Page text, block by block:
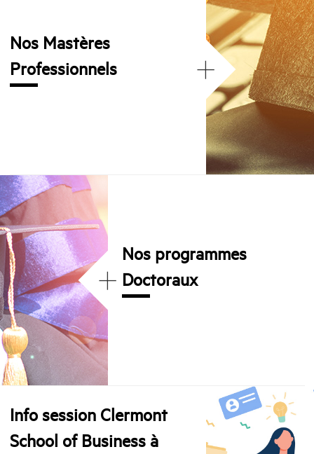
Nos Mastères
Professionnels
+
Nos programmes
Doctoraux
+
Info session Clermont
School of Business à